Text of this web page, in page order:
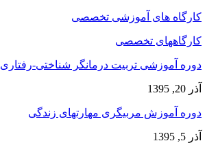
کارگاه های آموزشی تخصصی
کارگاههای تخصصی
دوره آموزشی تربیت درمانگر شناختی-رفتاری
آذر 20, 1395
دوره آموزش مربیگری مهارتهای زندگی
آذر 5, 1395